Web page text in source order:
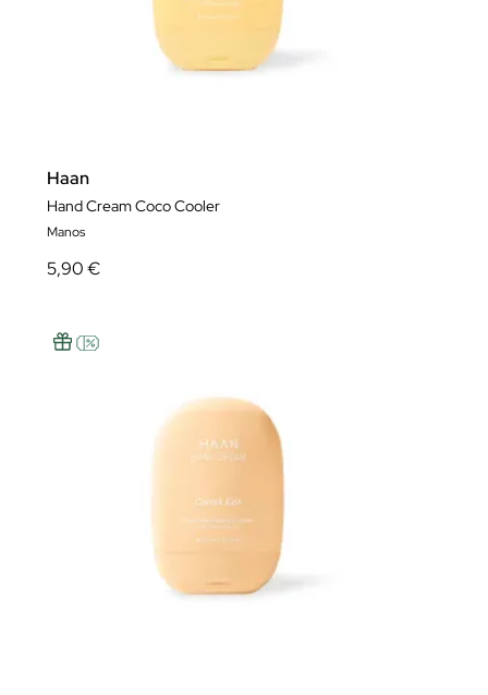
Haan
Hand Cream Coco Cooler
Manos
5,90 €